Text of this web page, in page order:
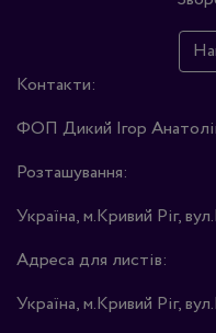
Контакти:
ФОП Дикий Ігор
Розташування:
Україна, м.Кривий Ріг,
Адреса для листів:
Україна, м.Кривий Ріг,